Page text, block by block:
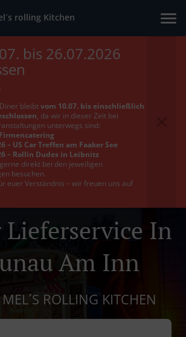
rolling Kitchen
bis 26.07.2026
bleibtvom 10.07. bis einschließlich
, da wir in dieser Zeit bei
unterwegs sind:
– US Car Treffen am Faaker See
– Rollin Dudes in Leibnitz
direkt bei den jeweiligen
besuchen.
euer Verständnis – wir freuen uns auf
Lieferservice In
Am Inn
ROLLING KITCHEN